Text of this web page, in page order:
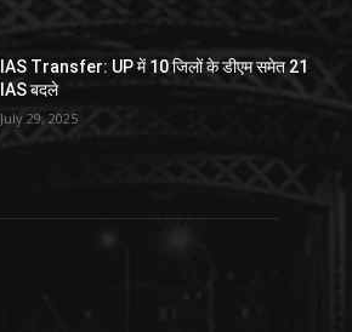
IAS Transfer: UP में 10 जिलों के डीएम समेत 21
IAS बदले
July 29, 2025